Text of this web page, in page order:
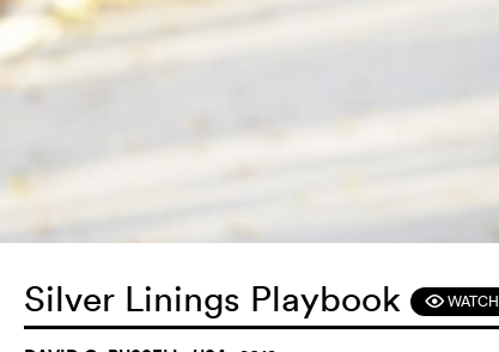
Silver Linings Playbook F